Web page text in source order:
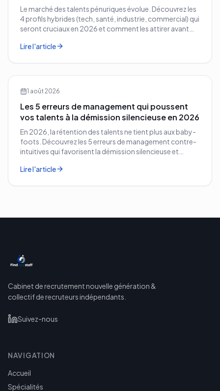
Le marché des talents pénuriques évolue. Découvrez les
4 profils hybrides (tech, santé, industrie, commercial) qui
seront cruciaux en 2026 et comment les attirer avant
Lire l'article
1 août 2026
Les 5 erreurs de management qui poussent
vos talents à la démission silencieuse en 2026
En 2026, la rétention des talents ne tient plus aux baby-
foots. Découvrez les 5 erreurs de management contre-
intuitives qui favorisent la démission silencieuse et
Lire l'article
Cabinet de recrutement nouvelle génération &
collectif de recruteurs indépendants.
Suivez-nous
NAVIGATION
Accueil
Spécialités